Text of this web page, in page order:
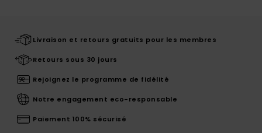
Livraison et retours gratuits pour les membres
Retours sous 30 jours
Rejoignez le programme de fidélité
Notre engagement eco-responsable
Paiement 100% sécurisé